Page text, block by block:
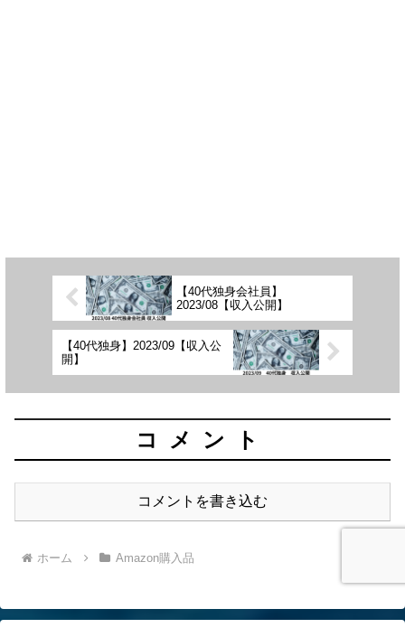
【40代独身会社員】
2023/08【収入公開】
【40代独身】2023/09【収入公
開】
コメント
コメントを書き込む
ホーム Amazon購入品